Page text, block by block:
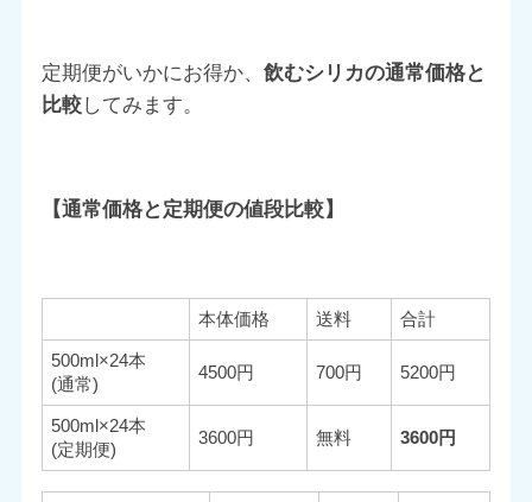
定期便がいかにお得か、 飲むシリカの通常価格と
比較してみます。
【通常価格と定期便の値段比較】
本体価格 送料 合計
500ml×24本
(通常)
4500円 700円 5200円
500ml×24本
(定期便)
3600円 無料 3600円